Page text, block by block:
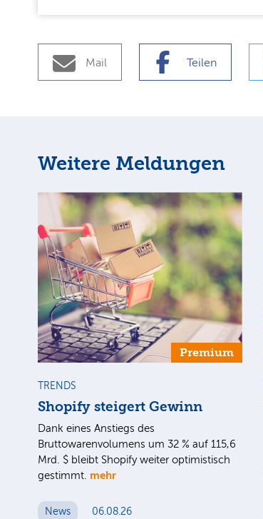
Mail Teilen
Weitere Meldungen
Premium
TRENDS
Shopify steigert Gewinn
Dank eines Anstiegs des
Bruttowarenvolumens um 32 % auf 115,6
Mrd. $ bleibt Shopify weiter optimistisch
gestimmt. mehr
News 06.08.26